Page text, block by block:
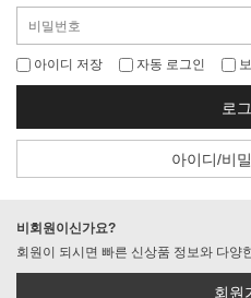
아이디 저장 자동 로그인
로
아이디/비
비회원이신가요?
회원이 되시면 빠른 신상품 정보와 다양
회원